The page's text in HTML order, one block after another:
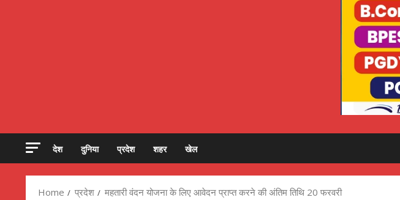
देश दुनिया प्रदेश शहर खेल
Home प्रदेश महतारी वंदन योजना के लिए आवेदन प्राप्त करने की अंतिम तिथि 20 फरवरी